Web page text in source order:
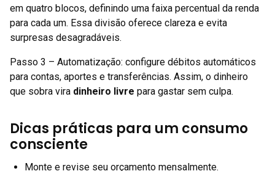
em quatro blocos, definindo uma faixa percentual da renda
para cada um. Essa divisão oferece clareza e evita
surpresas desagradáveis.
Passo 3 – Automatização: configure débitos automáticos
para contas, aportes e transferências. Assim, o dinheiro
que sobra vira dinheiro livre para gastar sem culpa.
Dicas práticas para um consumo
consciente
Monte e revise seu orçamento mensalmente.